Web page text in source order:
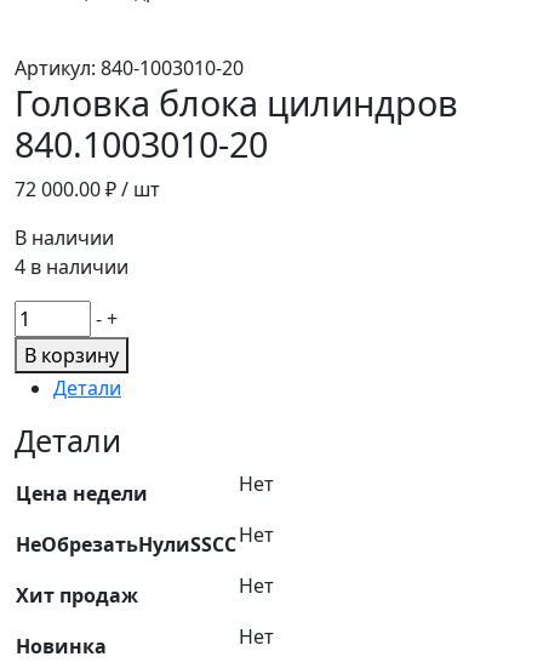
Артикул: 840-1003010-20
Головка блока цилиндров
840.1003010-20
72 000.00₽ / шт
В наличии
4 в наличии
Количество
товара
Головка
блока
цилиндров
840.1003010-
20
-+
В корзину
Детали
Детали
Цена недели Нет
НеОбрезатьНулиSSCCНет
Хит продаж Нет
Новинка Нет